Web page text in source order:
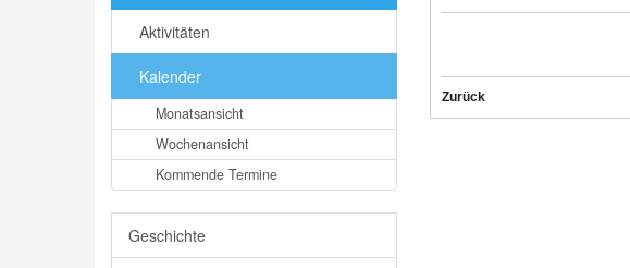
Aktivitäten
Kalender
Monatsansicht
Wochenansicht
Kommende Termine
Geschichte
Zurück